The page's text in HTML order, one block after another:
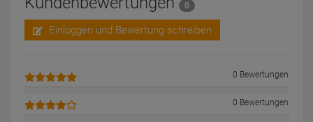
0
Einloggen und Bewertung schreiben
0 Bewertungen
0 Bewertungen